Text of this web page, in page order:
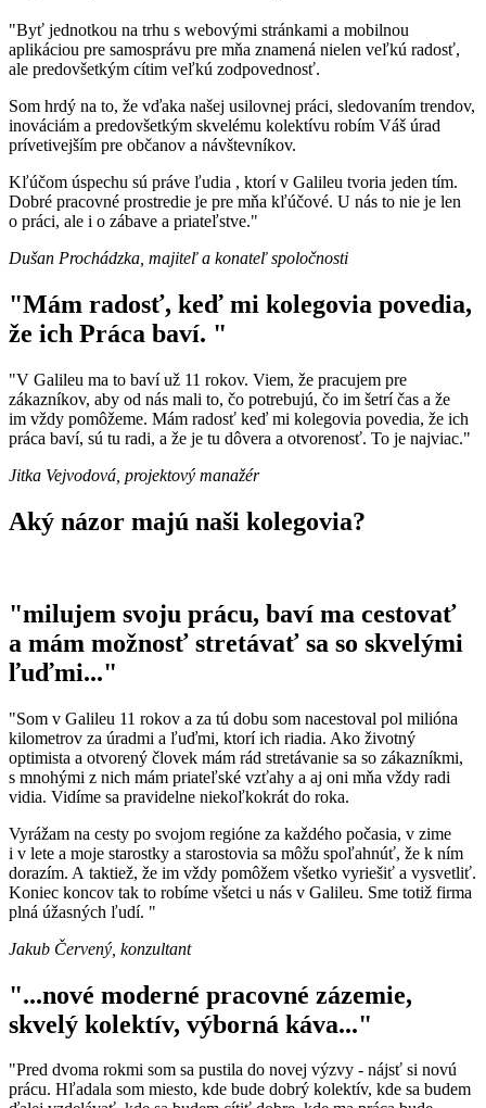
"Byť jednotkou na trhu s webovými stránkami a mobilnou
aplikáciou pre samosprávu pre mňa znamená nielen veľkú radosť,
ale predovšetkým cítim veľkú zodpovednosť.
Som hrdý na to, že vďaka našej usilovnej práci, sledovaním trendov,
inováciám a predovšetkým skvelému kolektívu robím Váš úrad
prívetivejším pre občanov a návštevníkov.
Kľúčom úspechu sú práve ľudia , ktorí v Galileu tvoria jeden tím.
Dobré pracovné prostredie je pre mňa kľúčové. U nás to nie je len
o práci, ale i o zábave a priateľstve."
Dušan Prochádzka, majiteľ a konateľ spoločnosti
"Mám radosť, keď mi kolegovia povedia,
že ich Práca baví. "
"V Galileu ma to baví už 11 rokov. Viem, že pracujem pre
zákazníkov, aby od nás mali to, čo potrebujú, čo im šetrí čas a že
im vždy pomôžeme. Mám radosť keď mi kolegovia povedia, že ich
práca baví, sú tu radi, a že je tu dôvera a otvorenosť. To je najviac."
Jitka Vejvodová, projektový manažér
Aký názor majú naši kolegovia?
"milujem svoju prácu, baví ma cestovať
a mám možnosť stretávať sa so skvelými
ľuďmi..."
"Som v Galileu 11 rokov a za tú dobu som nacestoval pol milióna
kilometrov za úradmi a ľuďmi, ktorí ich riadia. Ako životný
optimista a otvorený človek mám rád stretávanie sa so zákazníkmi,
s mnohými z nich mám priateľské vzťahy a aj oni mňa vždy radi
vidia. Vidíme sa pravidelne niekoľkokrát do roka.
Vyrážam na cesty po svojom regióne za každého počasia, v zime
i v lete a moje starostky a starostovia sa môžu spoľahnúť, že k ním
dorazím. A taktiež, že im vždy pomôžem všetko vyriešiť a vysvetliť.
Koniec koncov tak to robíme všetci u nás v Galileu. Sme totiž firma
plná úžasných ľudí. "
Jakub Červený, konzultant
"...nové moderné pracovné zázemie,
skvelý kolektív, výborná káva..."
"Pred dvoma rokmi som sa pustila do novej výzvy - nájsť si novú
prácu. Hľadala som miesto, kde bude dobrý kolektív, kde sa budem